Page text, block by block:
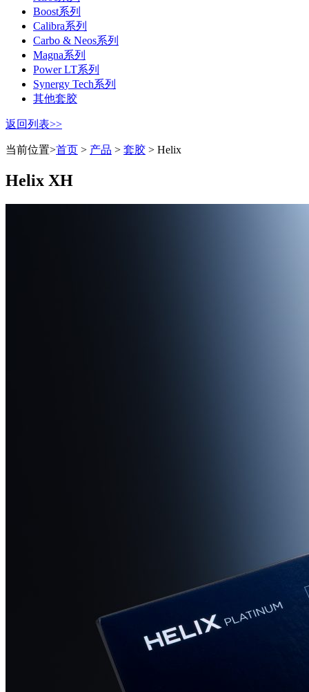
Boost系列
Calibra系列
Carbo & Neos系列
Magna系列
Power LT系列
Synergy Tech系列
其他套胶
返回列表>>
当前位置>首页 > 产品 > 套胶 > Helix
Helix XH